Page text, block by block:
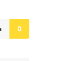
0